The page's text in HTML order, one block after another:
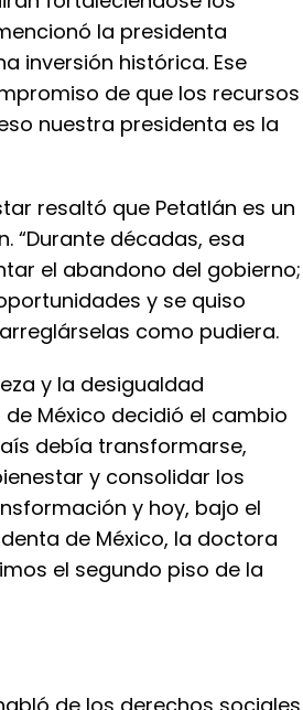
la presidenta
inversión histórica. Ese
de que los recursos
nuestra presidenta es la
resaltó que Petatlán es un
“Durante décadas, esa
el abandono del gobierno;
y se quiso
como pudiera.
y la desigualdad
de México decidió el cambio
debía transformarse,
y consolidar los
y hoy, bajo el
de México, la doctora
el segundo piso de la